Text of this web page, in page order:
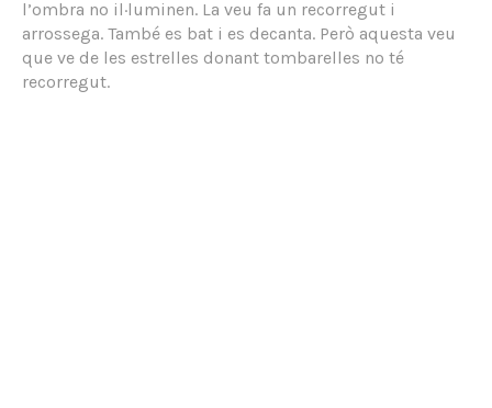
l’ombra no il·luminen. La veu fa un recorregut i
arrossega. També es bat i es decanta. Però aquesta veu
que ve de les estrelles donant tombarelles no té
recorregut.